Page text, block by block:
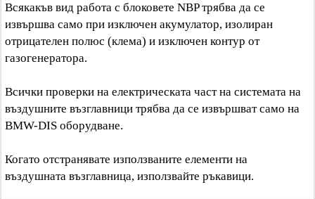
Всякакъв вид работа с блоковете NBP трябва да се
извършва само при изключен акумулатор, изолиран
отрицателен полюс (клема) и изключен контур от
газогенератора.
Всички проверки на електрическата част на системата на
въздушните възглавници трябва да се извършват само на
BMW-DIS оборудване.
Когато отстранявате използваните елементи на
въздушната възглавница, използвайте ръкавици.